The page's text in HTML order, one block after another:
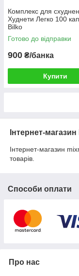
Комплекс для
Худнети Легко 100
Bilko
Готово до відправки
900 ₴/банка
Купити
Інтернет-
Інтернет-магазин
товарів.
Способи оплати
Про нас